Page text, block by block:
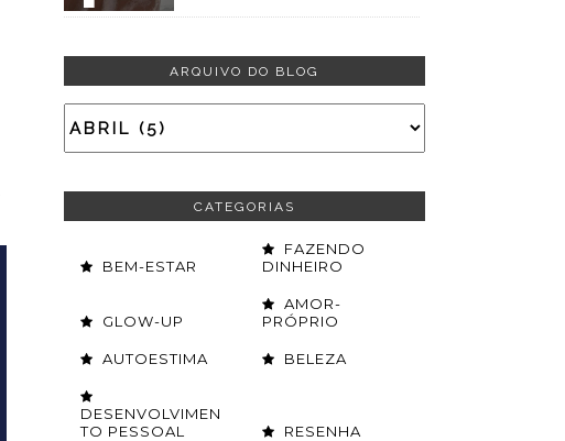
ARQUIVO DO BLOG
CATEGORIAS
BEM-ESTAR
FAZENDO
DINHEIRO
GLOW-UP
AMOR-
PRÓPRIO
AUTOESTIMA BELEZA
DESENVOLVIMEN
TO PESSOAL
RESENHA